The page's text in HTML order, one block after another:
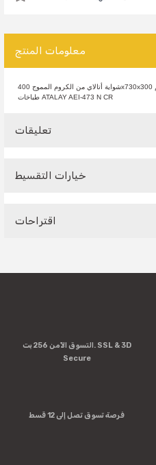
معلومات المنتج
شواية أتالاي من الكروم المموج 400x730x300 ملم. ELK. ، AEI-473 N CR 700 سلسلة
طباخات ATALAY AEI-473 N CR
تعليقات
خيارات التقسيط
اقتراحات
product's price, image,
Missing information in the
There should be other
التسوق الآمن 256 بت. SSL & 3D
Secure
فرصة تسوق تصل إلى 12 قسط